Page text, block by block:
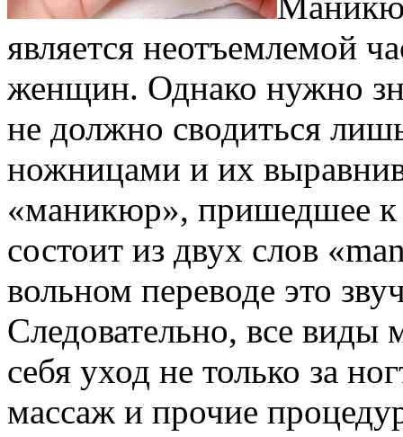
является неотъемлемой
женщин. Однако нужно
не должно сводиться
ножницами и их
«маникюр», пришедшее к
состоит из двух слов
вольном переводе это
Следовательно, все
себя уход не только за
массаж и прочие